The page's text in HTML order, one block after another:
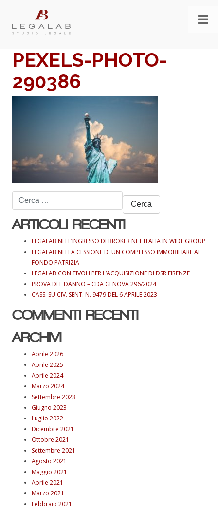
PEXELS-PHOTO-
290386
Ricerca
per:
ARTICOLI RECENTI
LEGALAB NELL’INGRESSO DI BROKER NET ITALIA IN WIDE GROUP
LEGALAB NELLA CESSIONE DI UN COMPLESSO IMMOBILIARE AL
FONDO PATRIZIA
LEGALAB CON TIVOLI PER L’ACQUISIZIONE DI DSR FIRENZE
PROVA DEL DANNO – CDA GENOVA 296/2024
CASS. SU CIV. SENT. N. 9479 DEL 6 APRILE 2023
COMMENTI RECENTI
ARCHIVI
Aprile 2026
Aprile 2025
Aprile 2024
Marzo 2024
Settembre 2023
Giugno 2023
Luglio 2022
Dicembre 2021
Ottobre 2021
Settembre 2021
Agosto 2021
Maggio 2021
Aprile 2021
Marzo 2021
Febbraio 2021